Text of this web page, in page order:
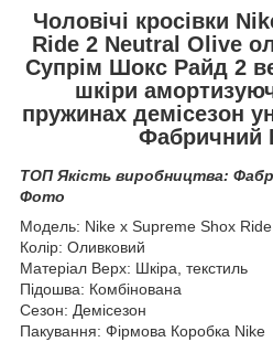
Чоловічі кросівки
Ride 2 Neutral Olive
Супрім Шокс Райд 2
шкіри
пружинах демісезон
Фабричний
ТОП Якість виробництва:
Фото
Модель: Nike x Supreme Shox
Колір: Оливковий
Матеріал Верх: Шкіра, текстиль
Підошва: Комбінована
Сезон: Демісезон
Пакування: Фірмова Коробка Nike